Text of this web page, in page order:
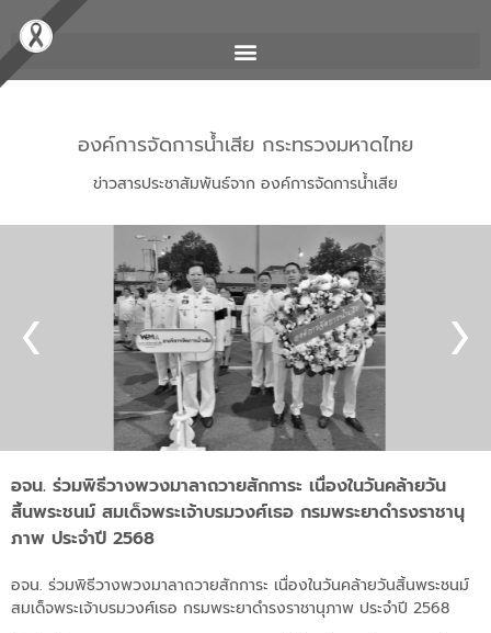
องค์การจัดการน้ำเสีย กระทรวงมหาดไทย
ข่าวสารประชาสัมพันธ์จาก องค์การจัดการน้ำเสีย
อจน. ร่วมพิธีวางพวงมาลาถวายสักการะ เนื่องในวันคล้ายวัน
สิ้นพระชนม์ สมเด็จพระเจ้าบรมวงศ์เธอ กรมพระยาดำรงราชานุ
ภาพ ประจำปี 2568
อจน. ร่วมพิธีวางพวงมาลาถวายสักการะ เนื่องในวันคล้ายวันสิ้นพระชนม์
สมเด็จพระเจ้าบรมวงศ์เธอ กรมพระยาดำรงราชานุภาพ ประจำปี 2568